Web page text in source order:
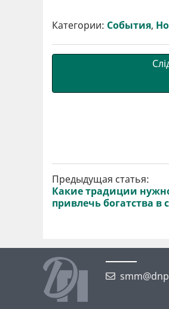
р
и
b
o
t
e
l g
r
Категории: События,
Предыдущая статья:
Какие традиции
привлечь богатства